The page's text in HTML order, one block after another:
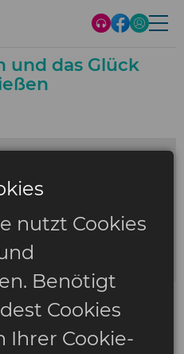
und das Glück
nutzt Cookies
Benötigt
Cookies
Ihrer Cookie-